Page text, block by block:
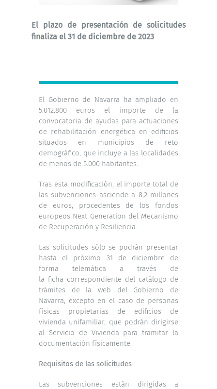
El plazo de presentación de solicitudes
finaliza el 31 de diciembre de 2023
El Gobierno de Navarra ha ampliado en
5.012.800 euros el importe de la
convocatoria de ayudas para actuaciones
de rehabilitación energética en edificios
situados en municipios de reto
demográfico, que incluye a las localidades
de menos de 5.000 habitantes.
Tras esta modificación, el importe total de
las subvenciones asciende a 8,2 millones
de euros, procedentes de los fondos
europeos Next Generation del Mecanismo
de Recuperación y Resiliencia.
Las solicitudes sólo se podrán presentar
hasta el próximo 31 de diciembre de
forma telemática a través de
la ficha correspondiente del catálogo de
trámites de la web del Gobierno de
Navarra, excepto en el caso de personas
físicas propietarias de edificios de
vivienda unifamiliar, que podrán dirigirse
al Servicio de Vivienda para tramitar la
documentación físicamente.
Requisitos de las solicitudes
Las subvenciones están dirigidas a